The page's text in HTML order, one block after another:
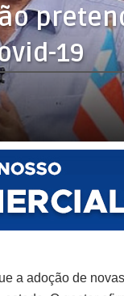
19
a adoção de